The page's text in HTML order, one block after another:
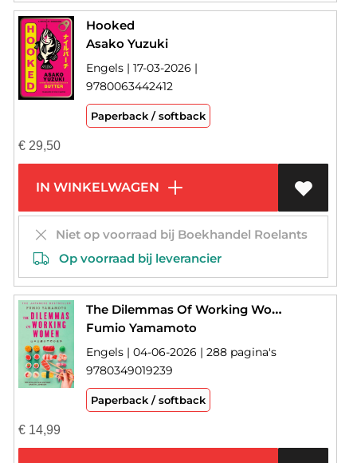
Hooked
Asako Yuzuki
Engels | 17-03-2026 |
9780063442412
Paperback / softback
€29,50
IN WINKELWAGEN
Niet op voorraad bij Boekhandel Roelants
Op voorraad bij leverancier
The Dilemmas Of Working Women
Fumio Yamamoto
Engels | 04-06-2026 | 288 pagina's
9780349019239
Paperback / softback
€14,99